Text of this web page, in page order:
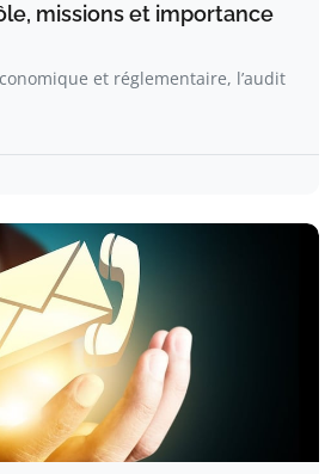
missions et importance
et réglementaire, l’audit